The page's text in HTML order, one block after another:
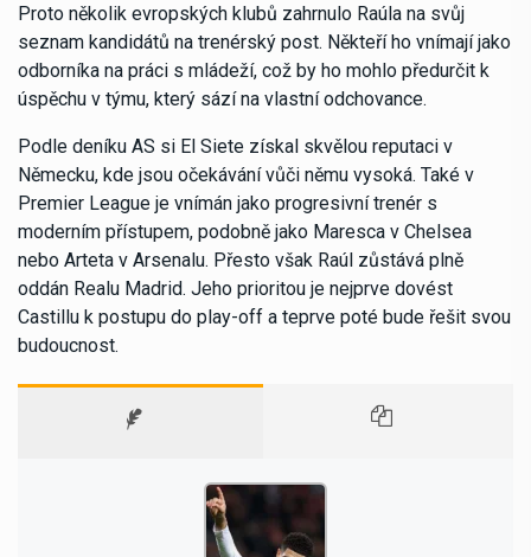
Proto několik evropských klubů zahrnulo Raúla na svůj
seznam kandidátů na trenérský post. Někteří ho vnímají jako
odborníka na práci s mládeží, což by ho mohlo předurčit k
úspěchu v týmu, který sází na vlastní odchovance.
Podle deníku AS si El Siete získal skvělou reputaci v
Německu, kde jsou očekávání vůči němu vysoká. Také v
Premier League je vnímán jako progresivní trenér s
moderním přístupem, podobně jako Maresca v Chelsea
nebo Arteta v Arsenalu. Přesto však Raúl zůstává plně
oddán Realu Madrid. Jeho prioritou je nejprve dovést
Castillu k postupu do play-off a teprve poté bude řešit svou
budoucnost.